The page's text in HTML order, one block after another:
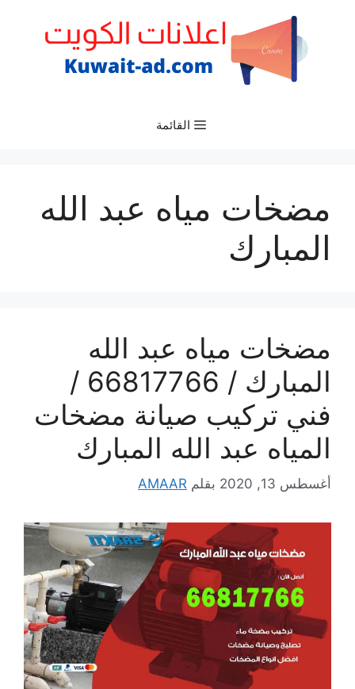
القائمة
مضخات مياه عبد الله
المبارك
مضخات مياه عبد الله
المبارك / 66817766 /
فني تركيب صيانة مضخات
المياه عبد الله المبارك
أغسطس 13, 2020 بقلم AMAAR